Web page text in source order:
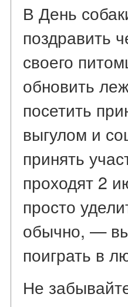
В День
поздравить
своего
обновить
посетить
выгулом и
принять
проходят 2
просто
обычно, —
поиграть в
Не